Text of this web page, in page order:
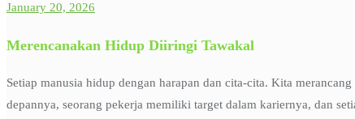
January 20, 2026
Merencanakan Hidup Diiringi Tawakal
Setiap manusia hidup dengan harapan dan cita-cita. Kita
depannya, seorang pekerja memiliki target dalam kariernya, dan